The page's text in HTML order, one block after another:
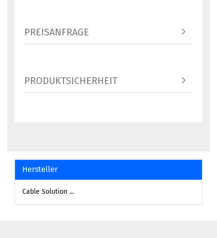
PREISANFRAGE
PRODUKTSICHERHEIT
Hersteller
Cable Solution ...